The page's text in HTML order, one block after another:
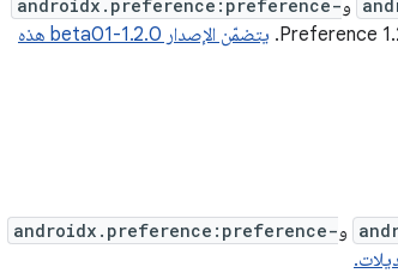
وandroidx.preference:preference-
يتضمّن الإصدار 1.2.0-beta01 هذه
وandroidx.preference:preference-